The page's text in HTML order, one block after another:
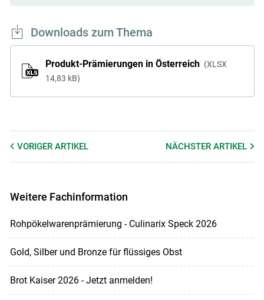
Downloads zum Thema
Produkt-Prämierungen in Österreich
XLSX
14,83 kB
VORIGER ARTIKEL NÄCHSTERARTIKEL
Weitere Fachinformation
Rohpökelwarenprämierung - Culinarix Speck 2026
Gold, Silber und Bronze für flüssiges Obst
Brot Kaiser 2026 - Jetzt anmelden!